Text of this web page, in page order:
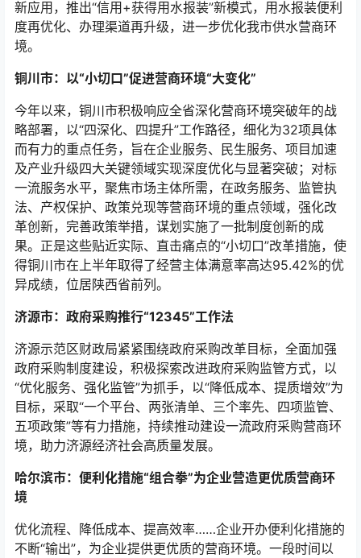
新应用，推出“信用+获得用水报装”新模式，用水报装便利
度再优化、办理渠道再升级，进一步优化我市供水营商环
境。
铜川市：以“小切口”促进营商环境“大变化”
今年以来，铜川市积极响应全省深化营商环境突破年的战
略部署，以“四深化、四提升”工作路径，细化为32项具体
而有力的重点任务，旨在企业服务、民生服务、项目加速
及产业升级四大关键领域实现深度优化与显著突破；对标
一流服务水平，聚焦市场主体所需，在政务服务、监管执
法、产权保护、政策兑现等营商环境的重点领域，强化改
革创新，完善政策举措，谋划实施了一批制度创新的成
果。正是这些贴近实际、直击痛点的“小切口”改革措施，使
得铜川市在上半年取得了经营主体满意率高达95.42%的优
异成绩，位居陕西省前列。
济源市：政府采购推行“12345”工作法
济源示范区财政局紧紧围绕政府采购改革目标，全面加强
政府采购制度建设，积极探索改进政府采购监管方式，以
“优化服务、强化监管”为抓手，以“降低成本、提质增效”为
目标，采取“一个平台、两张清单、三个率先、四项监管、
五项政策”等有力措施，持续推动建设一流政府采购营商环
境，助力济源经济社会高质量发展。
哈尔滨市：便利化措施“组合拳”为企业营造更优质营商环
境
优化流程、降低成本、提高效率……企业开办便利化措施的
不断“输出”，为企业提供更优质的营商环境。一段时间以